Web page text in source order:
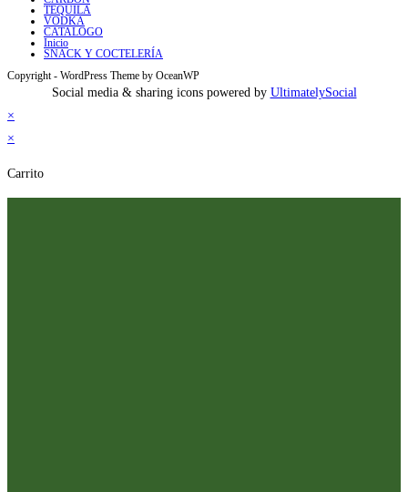
TEQUILA
VODKA
CATALOGO
Inicio
SNACK Y COCTELERÍA
Copyright - WordPress Theme by OceanWP
Social media & sharing icons powered by UltimatelySocial
×
×
Carrito